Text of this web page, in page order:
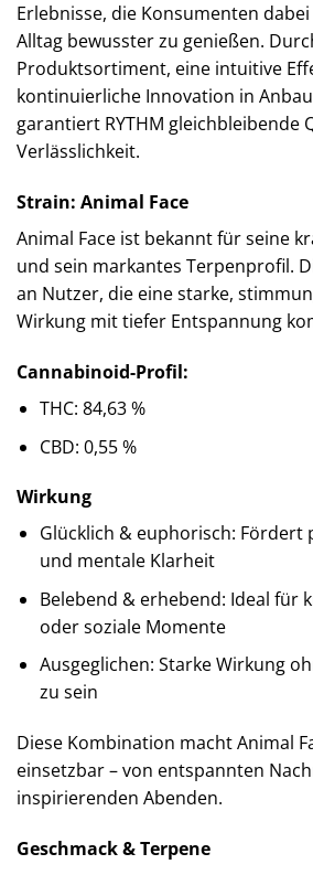
Erlebnisse, die Konsumenten
Alltag bewusster zu genießen.
Produktsortiment, eine intuitive
kontinuierliche Innovation in
garantiert RYTHM gleichbleibende
Verlässlichkeit.
Strain: Animal Face
Animal Face ist bekannt für seine
und sein markantes Terpenprofil.
an Nutzer, die eine starke,
Wirkung mit tiefer Entspannung
Cannabinoid-Profil:
THC: 84,63 %
CBD: 0,55 %
Wirkung
Glücklich & euphorisch: Fördert
und mentale Klarheit
Belebend & erhebend: Ideal für
oder soziale Momente
Ausgeglichen: Starke Wirkung
zu sein
Diese Kombination macht Animal
einsetzbar – von entspannten
inspirierenden Abenden.
Geschmack & Terpene